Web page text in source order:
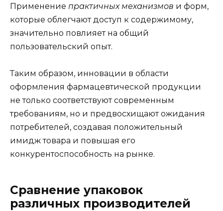
Применение практичных механизмов и форм,
которые облегчают доступ к содержимому,
значительно повлияет на общий
пользовательский опыт.
Таким образом, инновации в области
оформления фармацевтической продукции
не только соответствуют современным
требованиям, но и предвосхищают ожидания
потребителей, создавая положительный
имидж товара и повышая его
конкурентоспособность на рынке.
Сравнение упаковок
различных производителей